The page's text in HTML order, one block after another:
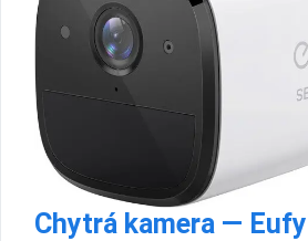
Chytrá kamera —